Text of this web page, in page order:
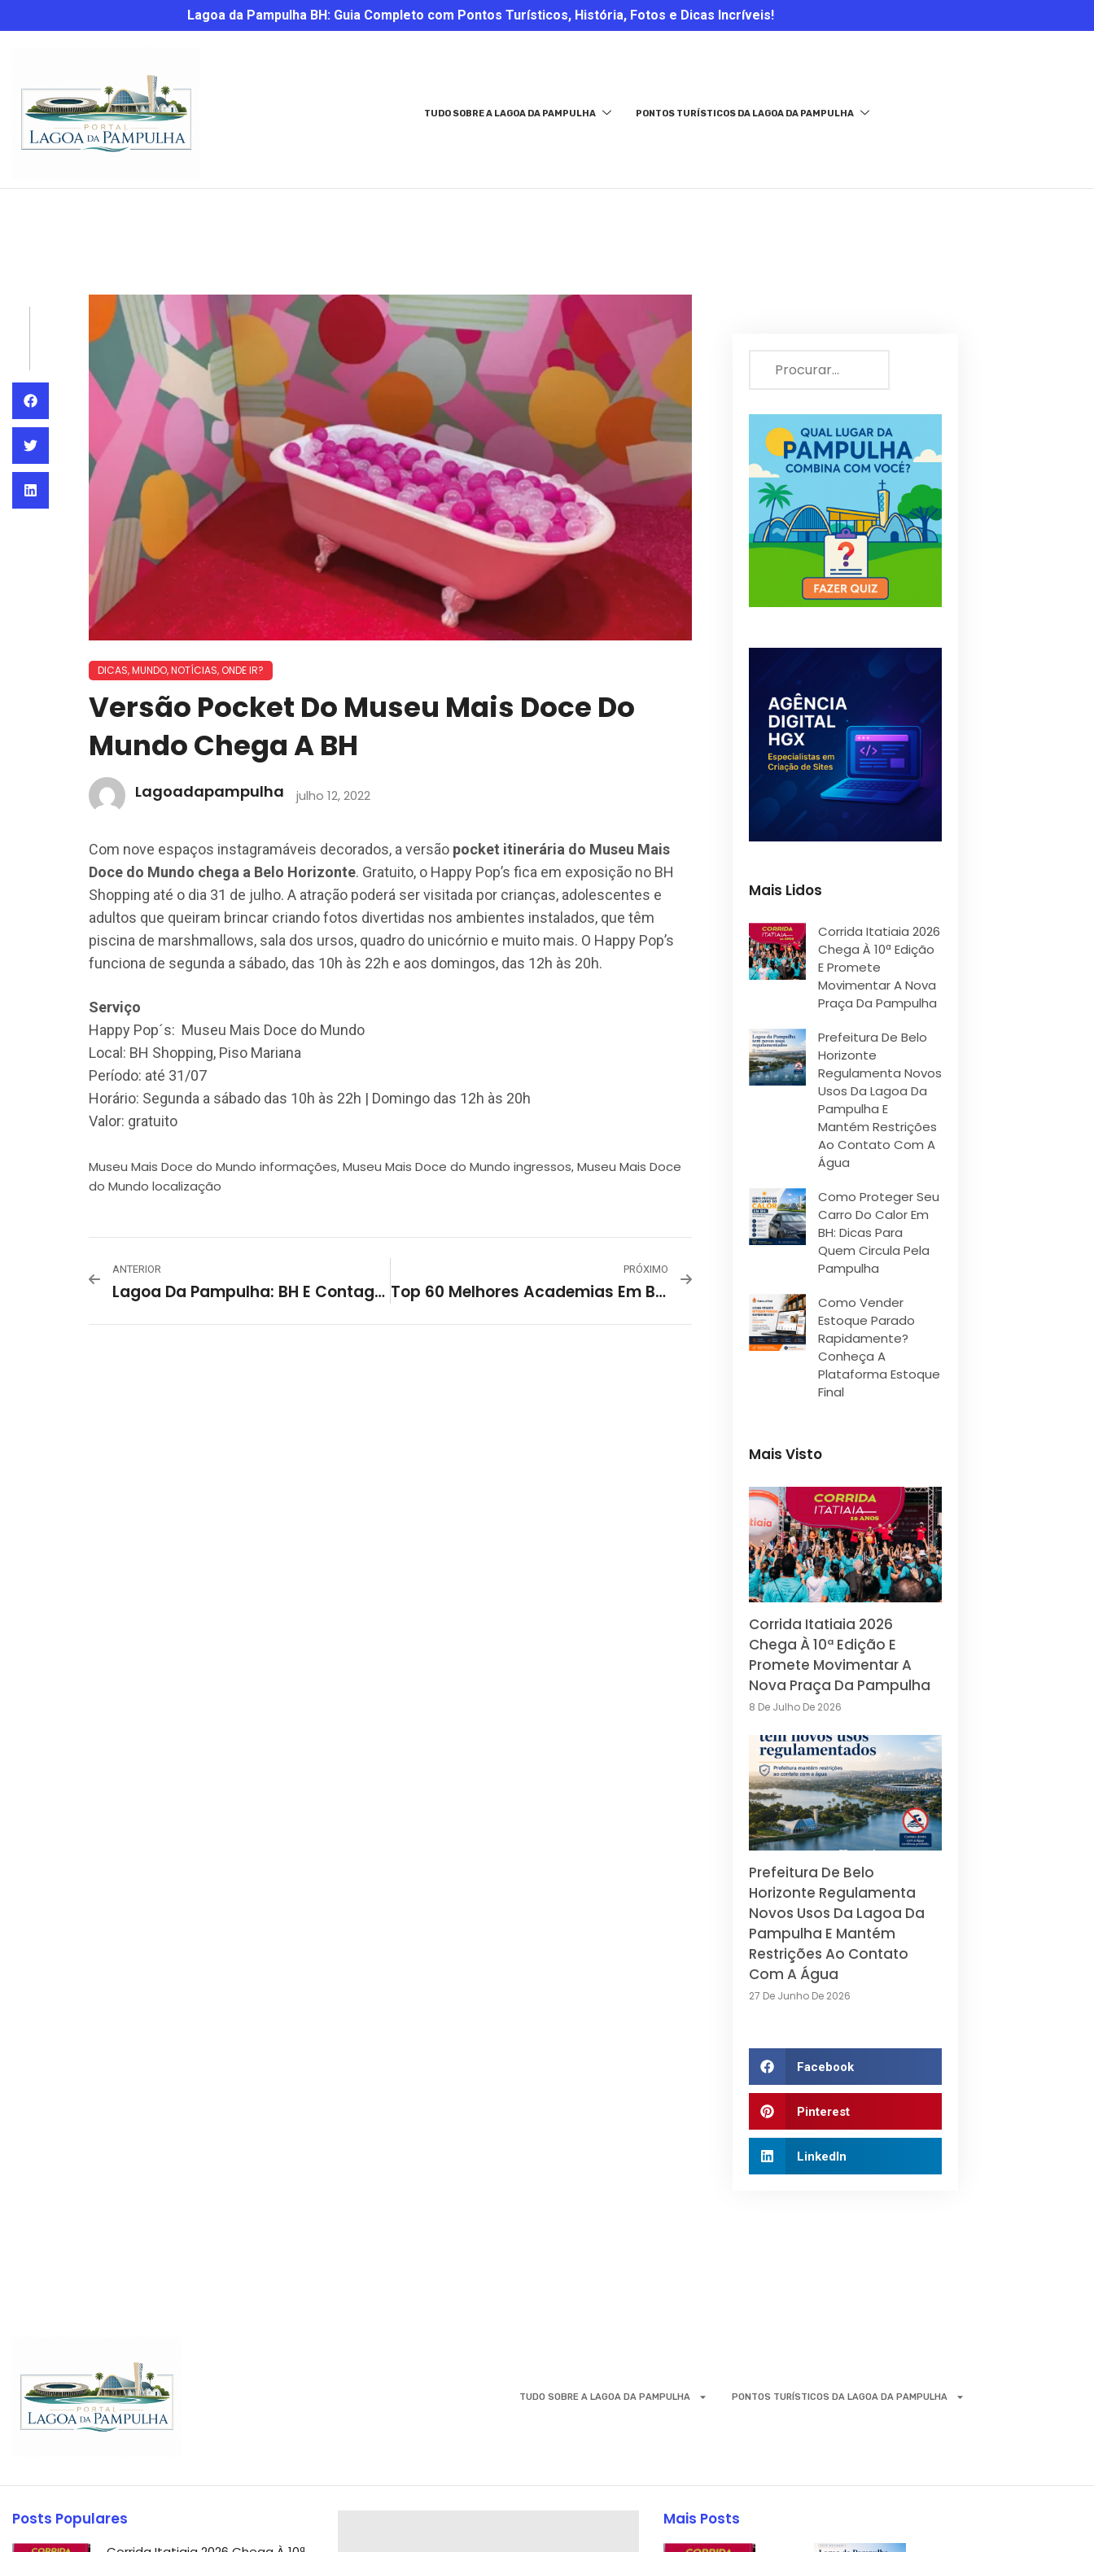
Lagoa da Pampulha BH: Guia Completo com Pontos Turísticos, História, Fotos e Dicas Incríveis!
TUDO SOBRE A LAGOA DA PAMPULHA PONTOS TURÍSTICOS DA LAGOA DA PAMPULHA
DICAS,MUNDO,NOTÍCIAS, ONDE IR?
Versão Pocket Do Museu Mais Doce Do
Mundo Chega A BH
Lagoadapampulha julho 12, 2022
Com nove espaços instagramáveis decorados, a versão pocket itinerária do Museu Mais
Doce do Mundo chega a Belo Horizonte. Gratuito, o Happy Pop’s fica em exposição no BH
Shopping até o dia 31 de julho. A atração poderá ser visitada por crianças, adolescentes e
adultos que queiram brincar criando fotos divertidas nos ambientes instalados, que têm
piscina de marshmallows, sala dos ursos, quadro do unicórnio e muito mais. O Happy Pop’s
funciona de segunda a sábado, das 10h às 22h e aos domingos, das 12h às 20h.
Serviço
Happy Pop´s: Museu Mais Doce do Mundo
Local: BH Shopping, Piso Mariana
Período: até 31/07
Horário: Segunda a sábado das 10h às 22h | Domingo das 12h às 20h
Valor: gratuito
Museu Mais Doce do Mundo informações, Museu Mais Doce do Mundo ingressos, Museu Mais Doce
do Mundo localização
ANTERIOR
Lagoa Da Pampulha: BH E Contagem Se Unem Para Livrar Água De Esgoto
PRÓXIMO
Top 60 Melhores Academias Em Belo Horizonte!
Mais Lidos
Corrida Itatiaia 2026
Chega À 10ª Edição
E Promete
Movimentar A Nova
Praça Da Pampulha
Prefeitura De Belo
Horizonte
Regulamenta Novos
Usos Da Lagoa Da
Pampulha E
Mantém Restrições
Ao Contato Com A
Água
Como Proteger Seu
Carro Do Calor Em
BH: Dicas Para
Quem Circula Pela
Pampulha
Como Vender
Estoque Parado
Rapidamente?
Conheça A
Plataforma Estoque
Final
Mais Visto
Corrida Itatiaia 2026
Chega À 10ª Edição E
Promete Movimentar A
Nova Praça Da Pampulha
8 De Julho De 2026
Prefeitura De Belo
Horizonte Regulamenta
Novos Usos Da Lagoa Da
Pampulha E Mantém
Restrições Ao Contato
Com A Água
27 De Junho De 2026
Facebook
Pinterest
LinkedIn
TUDO SOBRE A LAGOA DA PAMPULHA PONTOS TURÍSTICOS DA LAGOA DA PAMPULHA
Posts Populares Mais Posts